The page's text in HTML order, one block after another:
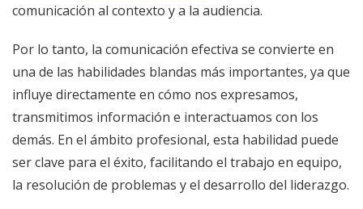
comunicación al contexto y a la audiencia.
Por lo tanto, la comunicación efectiva se convierte en
una de las habilidades blandas más importantes, ya que
influye directamente en cómo nos expresamos,
transmitimos información e interactuamos con los
demás. En el ámbito profesional, esta habilidad puede
ser clave para el éxito, facilitando el trabajo en equipo,
la resolución de problemas y el desarrollo del liderazgo.